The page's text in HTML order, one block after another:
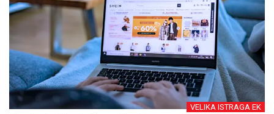
VELIKA ISTRAGA EK